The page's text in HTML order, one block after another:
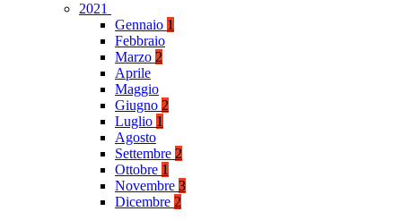
2021
Gennaio 1
Febbraio
Marzo 2
Aprile
Maggio
Giugno 2
Luglio 1
Agosto
Settembre 2
Ottobre 1
Novembre 3
Dicembre 2